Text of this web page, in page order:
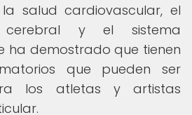
salud cardiovascular, el
cerebral y el sistema
ha demostrado que tienen
que pueden ser
los atletas y artistas